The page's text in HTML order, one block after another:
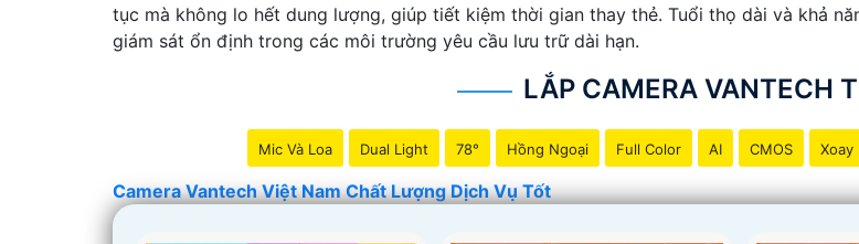
tục mà không lo hết dung lượng, giúp tiết kiệm thời gian thay thẻ. Tuổi thọ dài và khả
giám sát ổn định trong các môi trường yêu cầu lưu trữ dài hạn.
LẮP CAMERA VANTECH
Mic Và Loa Dual Light 78° Hồng Ngoại Full Color AI CMOS Xoay
Camera Vantech Việt Nam Chất Lượng Dịch Vụ Tốt